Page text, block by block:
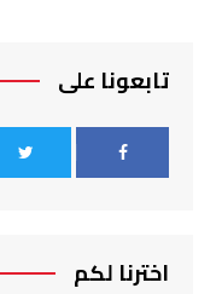
تابعونا على
اخترنا لكم